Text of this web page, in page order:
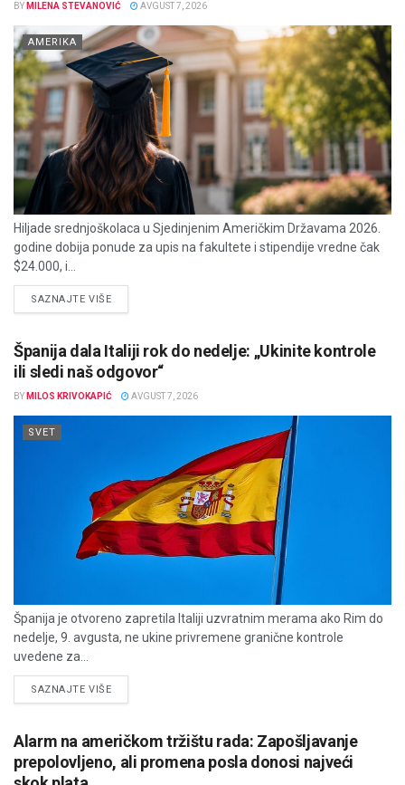
BY MILENA STEVANOVIĆ AVGUST 7, 2026
AMERIKA
Hiljade srednjoškolaca u Sjedinjenim Američkim Državama 2026.
godine dobija ponude za upis na fakultete i stipendije vredne čak
$24.000, i...
SAZNAJTE VIŠEDETAILS
Španija dala Italiji rok do nedelje: „Ukinite kontrole
ili sledi naš odgovor“
BY MILOS KRIVOKAPIĆ AVGUST 7, 2026
SVET
Španija je otvoreno zapretila Italiji uzvratnim merama ako Rim do
nedelje, 9. avgusta, ne ukine privremene granične kontrole
uvedene za...
SAZNAJTE VIŠEDETAILS
Alarm na američkom tržištu rada: Zapošljavanje
prepolovljeno, ali promena posla donosi najveći